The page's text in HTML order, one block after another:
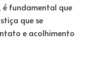
é fundamental que
que se
e acolhimento